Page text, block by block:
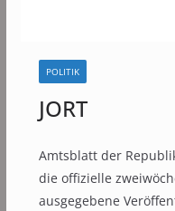
POLITIK
JORT
Amtsblatt der
die offizielle
ausgegebene